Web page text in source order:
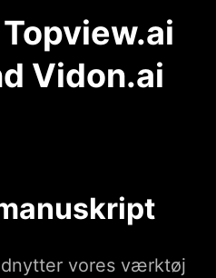
Vidon.ai
vores værktøj